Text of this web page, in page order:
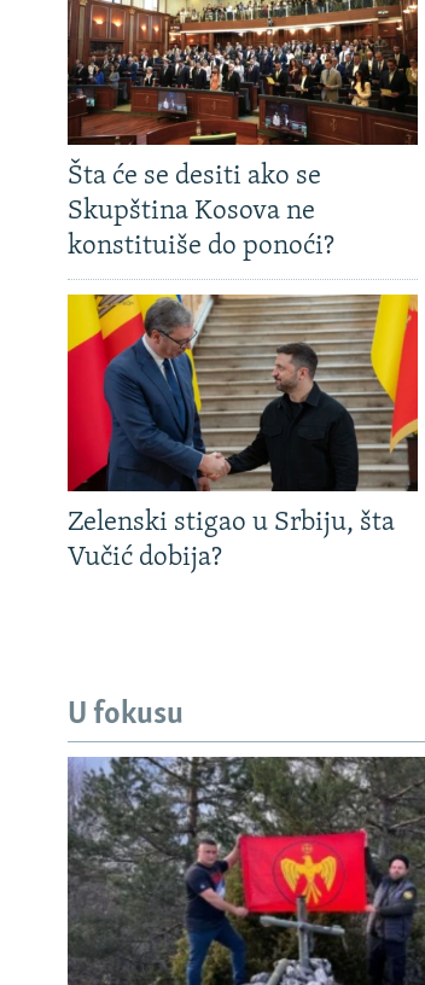
Šta će se desiti ako se
Skupština Kosova ne
konstituiše do ponoći?
Zelenski stigao u Srbiju, šta
Vučić dobija?
U fokusu